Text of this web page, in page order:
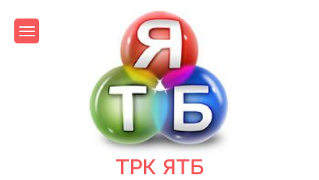
content
ТРК ЯТБ